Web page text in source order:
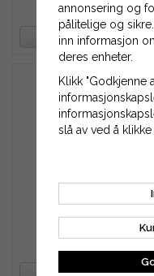
185 kr
OVERVÅK PRODUKT
277 kr
OVERVÅK PRODUKT
annonsering og
pålitelige og
inn informasjon
deres enheter.
Klikk "Godkjenne
slå av ved å